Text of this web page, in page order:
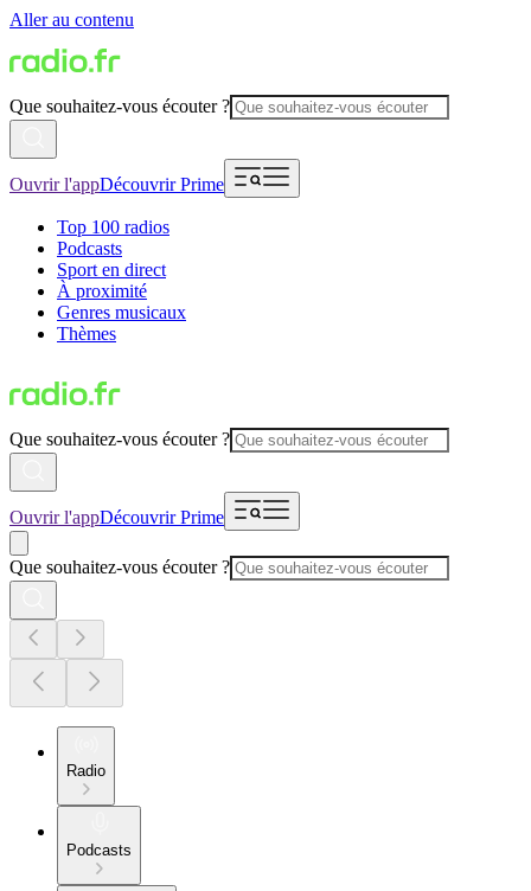
Aller au contenu
Que souhaitez-vous écouter ?
Ouvrir l'appDécouvrir Prime
Top 100 radios
Podcasts
Sport en direct
À proximité
Genres musicaux
Thèmes
Que souhaitez-vous écouter ?
Ouvrir l'appDécouvrir Prime
Que souhaitez-vous écouter ?
Radio
Podcasts